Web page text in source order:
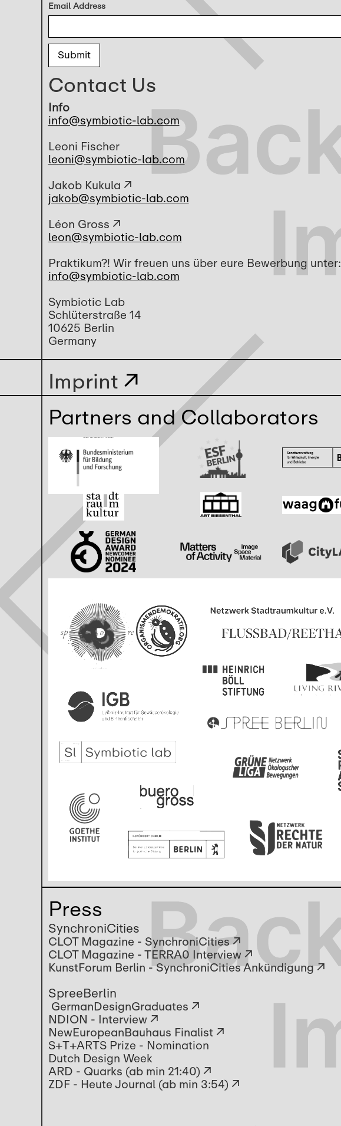
Email Address
Contact Us
Info
info@symbiotic-lab.com
Leoni Fischer
leoni@symbiotic-lab.com
Jakob Kukula ↗
jakob@symbiotic-lab.com
Léon Gross ↗
leon@symbiotic-lab.com
Praktikum?! Wir freuen uns über eure Bewerbung unter:
info@symbiotic-lab.com
Symbiotic Lab
Schlüterstraße 14
10625 Berlin
Germany
Imprint ↗
Partners and Collaborators
Press
SynchroniCities
CLOT Magazine - SynchroniCities ↗
CLOT Magazine - TERRA0 Interview ↗
KunstForum Berlin - SynchroniCities Ankündigung ↗
SpreeBerlin
GermanDesignGraduates ↗
NDION - Interview ↗
NewEuropeanBauhaus Finalist ↗
S+T+ARTS Prize - Nomination
Dutch Design Week
ARD - Quarks (ab min 21:40) ↗
ZDF - Heute Journal (ab min 3:54) ↗